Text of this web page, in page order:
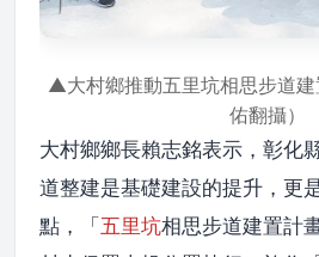
▲大村鄉推動五里坑相思步道
佑翻攝）
大村鄉鄉長賴志銘表示，彰化
道整建是基礎建設的提升，更
點，「五里坑相思步道建置計